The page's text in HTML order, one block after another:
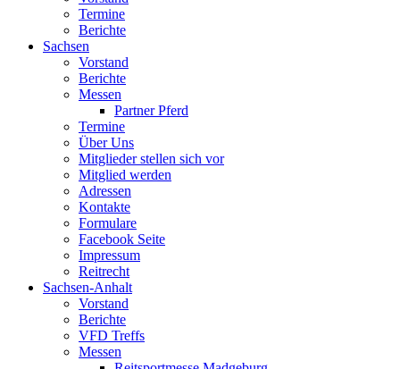
Termine
Berichte
Sachsen
Vorstand
Berichte
Messen
Partner Pferd
Termine
Über Uns
Mitglieder stellen sich vor
Mitglied werden
Adressen
Kontakte
Formulare
Facebook Seite
Impressum
Reitrecht
Sachsen-Anhalt
Vorstand
Berichte
VFD Treffs
Messen